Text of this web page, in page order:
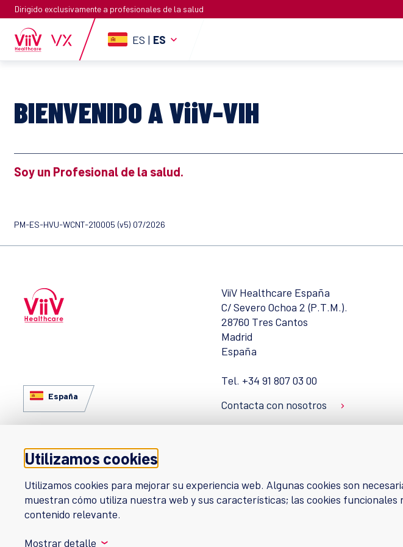
Dirigido exclusivamente a profesionales de la salud
ES | ES
BIENVENIDO A ViiV-VIH
Soy un Profesional de la salud.
PM-ES-HVU-WCNT-210005 (v5) 07/2026
España
ViiV Healthcare España
C/ Severo Ochoa 2 (P.T.M.).
28760 Tres Cantos
Madrid
España
Tel. +34 91 807 03 00
Contacta con nosotros
Copyright © 2026 Grupo de compañías ViiV Healthcare. Todos los derechos reservados. Soporte Válido
Utilizamos cookies
Utilizamos cookies para mejorar su experiencia web. Algunas cookies son
muestran cómo utiliza nuestra web y sus características; las cookies
contenido relevante.
Mostrar detalle ❮